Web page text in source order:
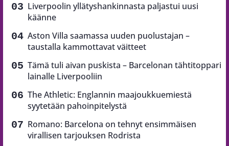
Liverpoolin yllätyshankinnasta paljastui uusi
käänne
Aston Villa saamassa uuden puolustajan –
taustalla kammottavat väitteet
Tämä tuli aivan puskista – Barcelonan tähtitoppari
lainalle Liverpooliin
The Athletic: Englannin maajoukkuemiestä
syytetään pahoinpitelystä
Romano: Barcelona on tehnyt ensimmäisen
virallisen tarjouksen Rodrista